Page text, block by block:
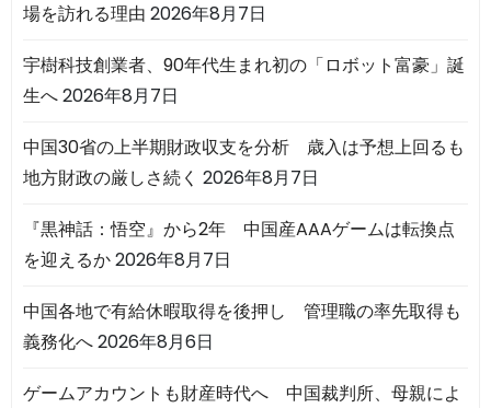
場を訪れる理由 2026年8月7日
宇樹科技創業者、90年代生まれ初の「ロボット富豪」誕
生へ2026年8月7日
中国30省の上半期財政収支を分析 歳入は予想上回るも
地方財政の厳しさ続く 2026年8月7日
『黒神話：悟空』から2年 中国産AAAゲームは転換点
を迎えるか2026年8月7日
中国各地で有給休暇取得を後押し 管理職の率先取得も
義務化へ2026年8月6日
ゲームアカウントも財産時代へ 中国裁判所、母親によ